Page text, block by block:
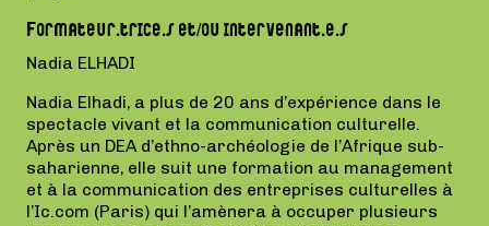
Formateur.trice.s et/ou intervenant.e.s
Nadia ELHADI
Nadia Elhadi, a plus de 20 ans d’expérience dans le
spectacle vivant et la communication culturelle.
Après un DEA d’ethno-archéologie de l’Afrique sub-
saharienne, elle suit une formation au management
et à la communication des entreprises culturelles à
l’Ic.com (Paris) qui l’amènera à occuper plusieurs